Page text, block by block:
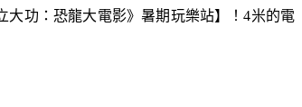
大功：恐龍大電影》暑期玩樂站】！4米的電